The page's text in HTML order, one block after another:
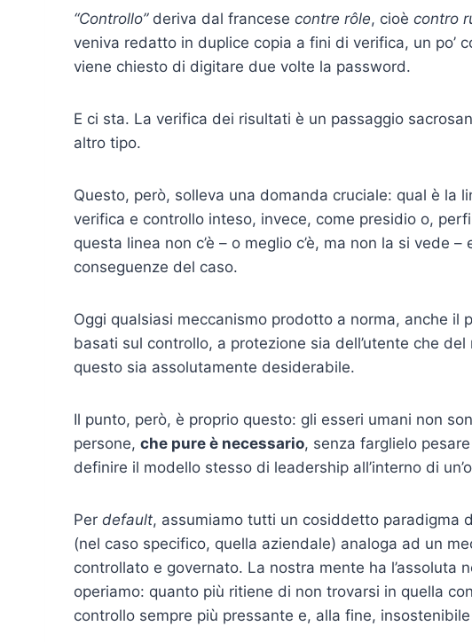
“Controllo”deriva dal francese contre rôle, cioè contro
veniva redatto in duplice copia a fini di verifica, un po’
viene chiesto di digitare due volte la password.
E ci sta. La verifica dei risultati è un passaggio
altro tipo.
Questo, però, solleva una domanda cruciale: qual è la
verifica e controllo inteso, invece, come presidio o,
questa linea non c’è – o meglio c’è, ma non la si vede
conseguenze del caso.
Oggi qualsiasi meccanismo prodotto a norma, anche
basati sul controllo, a protezione sia dell’utente che
questo sia assolutamente desiderabile.
Il punto, però, è proprio questo: gli esseri umani non
persone, che pure è necessario, senza farglielo
definire il modello stesso di leadership all’interno di
Per default, assumiamo tutti un cosiddetto paradigma
(nel caso specifico, quella aziendale) analoga ad un
controllato e governato. La nostra mente ha l’assoluta
operiamo: quanto più ritiene di non trovarsi in quella
controllo sempre più pressante e, alla fine,